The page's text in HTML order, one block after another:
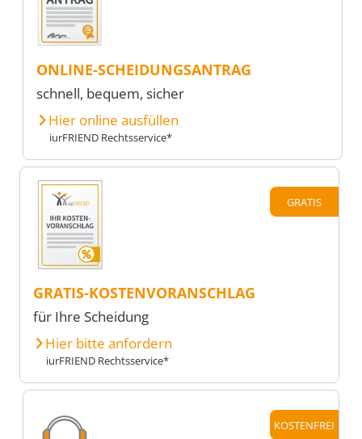
ONLINE-SCHEIDUNGSANTRAG
schnell, bequem, sicher
Hier online ausfüllen
iurFRIEND Rechtsservice*
GRATIS
GRATIS-KOSTENVORANSCHLAG
für Ihre Scheidung
Hier bitte anfordern
iurFRIEND Rechtsservice*
KOSTENFREI